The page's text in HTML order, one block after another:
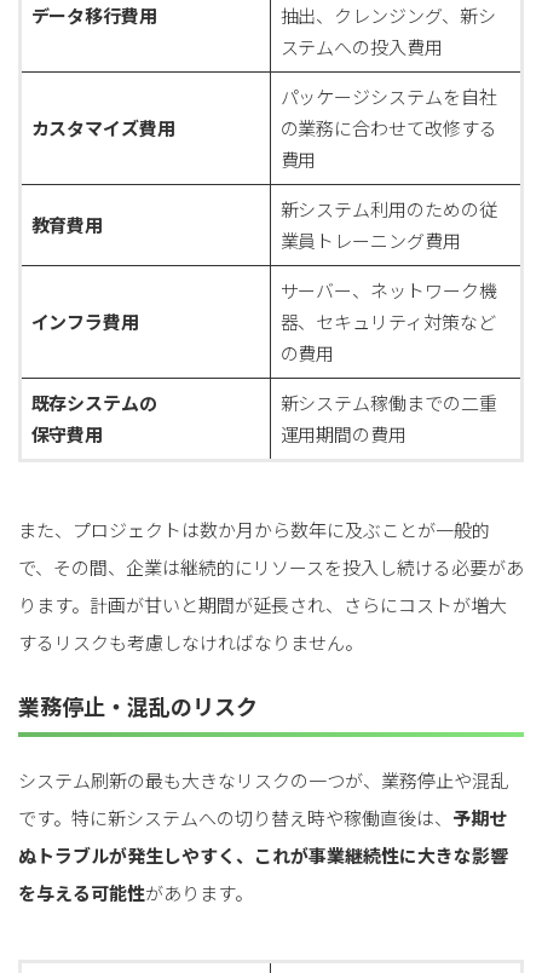
データ移行費用
抽出、クレンジング、新シ
ステムへの投入費用
カスタマイズ費用
パッケージシステムを自社
の業務に合わせて改修する
費用
教育費用
新システム利用のための従
業員トレーニング費用
インフラ費用
サーバー、ネットワーク機
器、セキュリティ対策など
の費用
既存システムの
保守費用
新システム稼働までの二重
運用期間の費用
また、プロジェクトは数か月から数年に及ぶことが一般的
で、その間、企業は継続的にリソースを投入し続ける必要があ
ります。計画が甘いと期間が延長され、さらにコストが増大
するリスクも考慮しなければなりません。
業務停止・混乱のリスク
システム刷新の最も大きなリスクの一つが、業務停止や混乱
です。特に新システムへの切り替え時や稼働直後は、 予期せ
ぬトラブルが発生しやすく、これが事業継続性に大きな影響
を与える可能性があります。